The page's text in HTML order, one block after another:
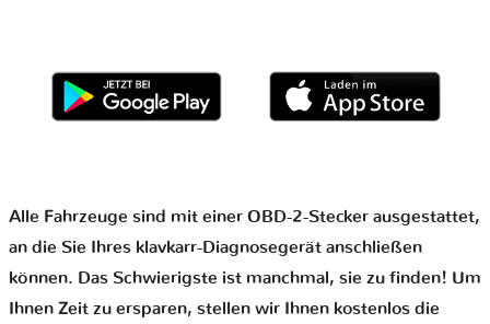
Alle Fahrzeuge sind mit einer OBD-2-Stecker ausgestattet,
an die Sie Ihres klavkarr-Diagnosegerät anschließen
können. Das Schwierigste ist manchmal, sie zu finden! Um
Ihnen Zeit zu ersparen, stellen wir Ihnen kostenlos die